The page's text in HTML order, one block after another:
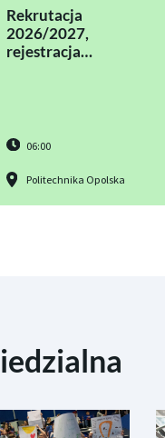
Rekrutacja
2026/2027,
rejestracja…
06:00
Politechnika Opolska